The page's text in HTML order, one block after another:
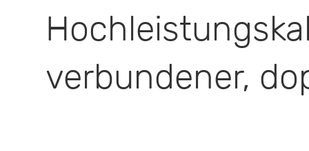
verbundener,